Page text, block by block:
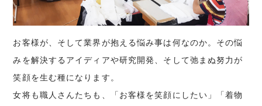
お客様が、そして業界が抱える悩み事は何なのか。その悩
みを解決するアイディアや研究開発、そして弛まぬ努力が
笑顔を生む種になります。
女将も職人さんたちも、「お客様を笑顔にしたい」「着物